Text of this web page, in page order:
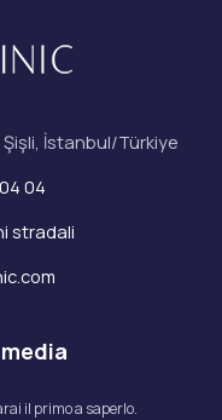
Şişli, İstanbul/Türkiye
04
stradali
il primo a saperlo.